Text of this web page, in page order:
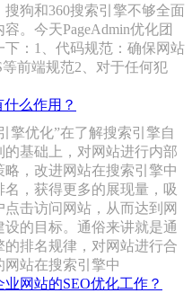
搜狗和360搜索引擎不够全面
。今天PageAdmin优化团
下：1、代码规范：确保网站
等前端规范2、对于任何犯
什么作用？
擎优化”在了解搜索引擎自
的基础上，对网站进行内部
略，改进网站在搜索引擎中
名，获得更多的展现量，吸
点击访问网站，从而达到网
设的目标。通俗来讲就是通
的排名规律，对网站进行合
站在搜索引擎中
网站的SEO优化工作？